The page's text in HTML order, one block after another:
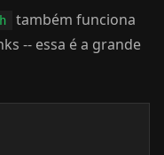
também funciona
-- essa é a grande